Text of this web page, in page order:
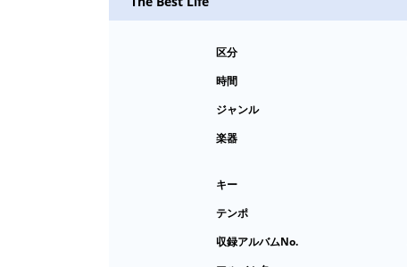
区分
時間
ジャンル
楽器
キー
テンポ
収録アルバムNo.